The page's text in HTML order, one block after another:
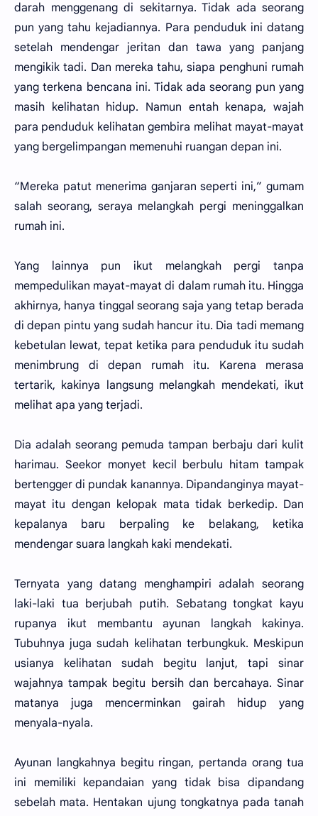
darah menggenang di sekitarnya. Tidak ada seorang
pun yang tahu kejadiannya. Para penduduk ini datang
setelah mendengar jeritan dan tawa yang panjang
mengikik tadi. Dan mereka tahu, siapa penghuni rumah
yang terkena bencana ini. Tidak ada seorang pun yang
masih kelihatan hidup. Namun entah kenapa, wajah
para penduduk kelihatan gembira melihat mayat-mayat
yang bergelimpangan memenuhi ruangan depan ini.
“Mereka patut menerima ganjaran seperti ini,” gumam
salah seorang, seraya melangkah pergi meninggalkan
rumah ini.
Yang lainnya pun ikut melangkah pergi tanpa
mempedulikan mayat-mayat di dalam rumah itu. Hingga
akhirnya, hanya tinggal seorang saja yang tetap berada
di depan pintu yang sudah hancur itu. Dia tadi memang
kebetulan lewat, tepat ketika para penduduk itu sudah
menimbrung di depan rumah itu. Karena merasa
tertarik, kakinya langsung melangkah mendekati, ikut
melihat apa yang terjadi.
Dia adalah seorang pemuda tampan berbaju dari kulit
harimau. Seekor monyet kecil berbulu hitam tampak
bertengger di pundak kanannya. Dipandanginya mayat-
mayat itu dengan kelopak mata tidak berkedip. Dan
kepalanya baru berpaling ke belakang, ketika
mendengar suara langkah kaki mendekati.
Ternyata yang datang menghampiri adalah seorang
laki-laki tua berjubah putih. Sebatang tongkat kayu
rupanya ikut membantu ayunan langkah kakinya.
Tubuhnya juga sudah kelihatan terbungkuk. Meskipun
usianya kelihatan sudah begitu lanjut, tapi sinar
wajahnya tampak begitu bersih dan bercahaya. Sinar
matanya juga mencerminkan gairah hidup yang
menyala-nyala.
Ayunan langkahnya begitu ringan, pertanda orang tua
ini memiliki kepandaian yang tidak bisa dipandang
sebelah mata. Hentakan ujung tongkatnya pada tanah